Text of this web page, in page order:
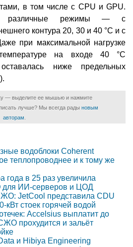
в том числе с CPU и GPU.
различные режимы — с
контура 20, 30 и 40 °C и с
при максимальной нагрузке
на входе 40 °C
ниже предельных
— выделите ее мышью и нажмите
лучше? Мы всегда рады новым
авторам.
водоблоки Coherent
теплопроводнее и к тому же
года в 25 раз увеличила
для ИИ-серверов и ЦОД
JetCool представила CDU
кВт стоек горячей водой
Accelsius выплатит до
прохудится и зальёт
и Hibiya Engineering